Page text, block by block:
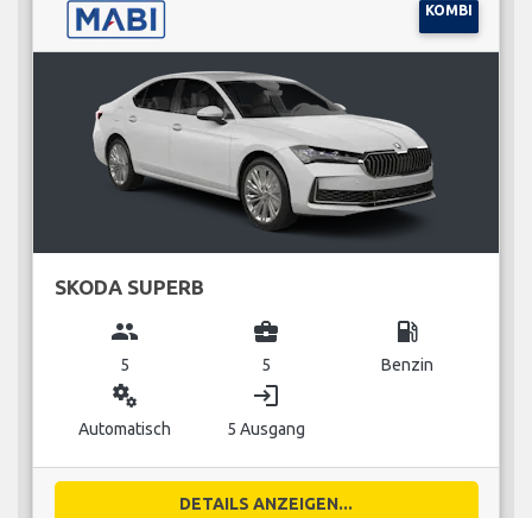
KOMBI
SKODA SUPERB
group
5
business_center
5
local_gas_station
Benzin
miscellaneous_services
Automatisch
login
5 Ausgang
DETAILS ANZEIGEN...